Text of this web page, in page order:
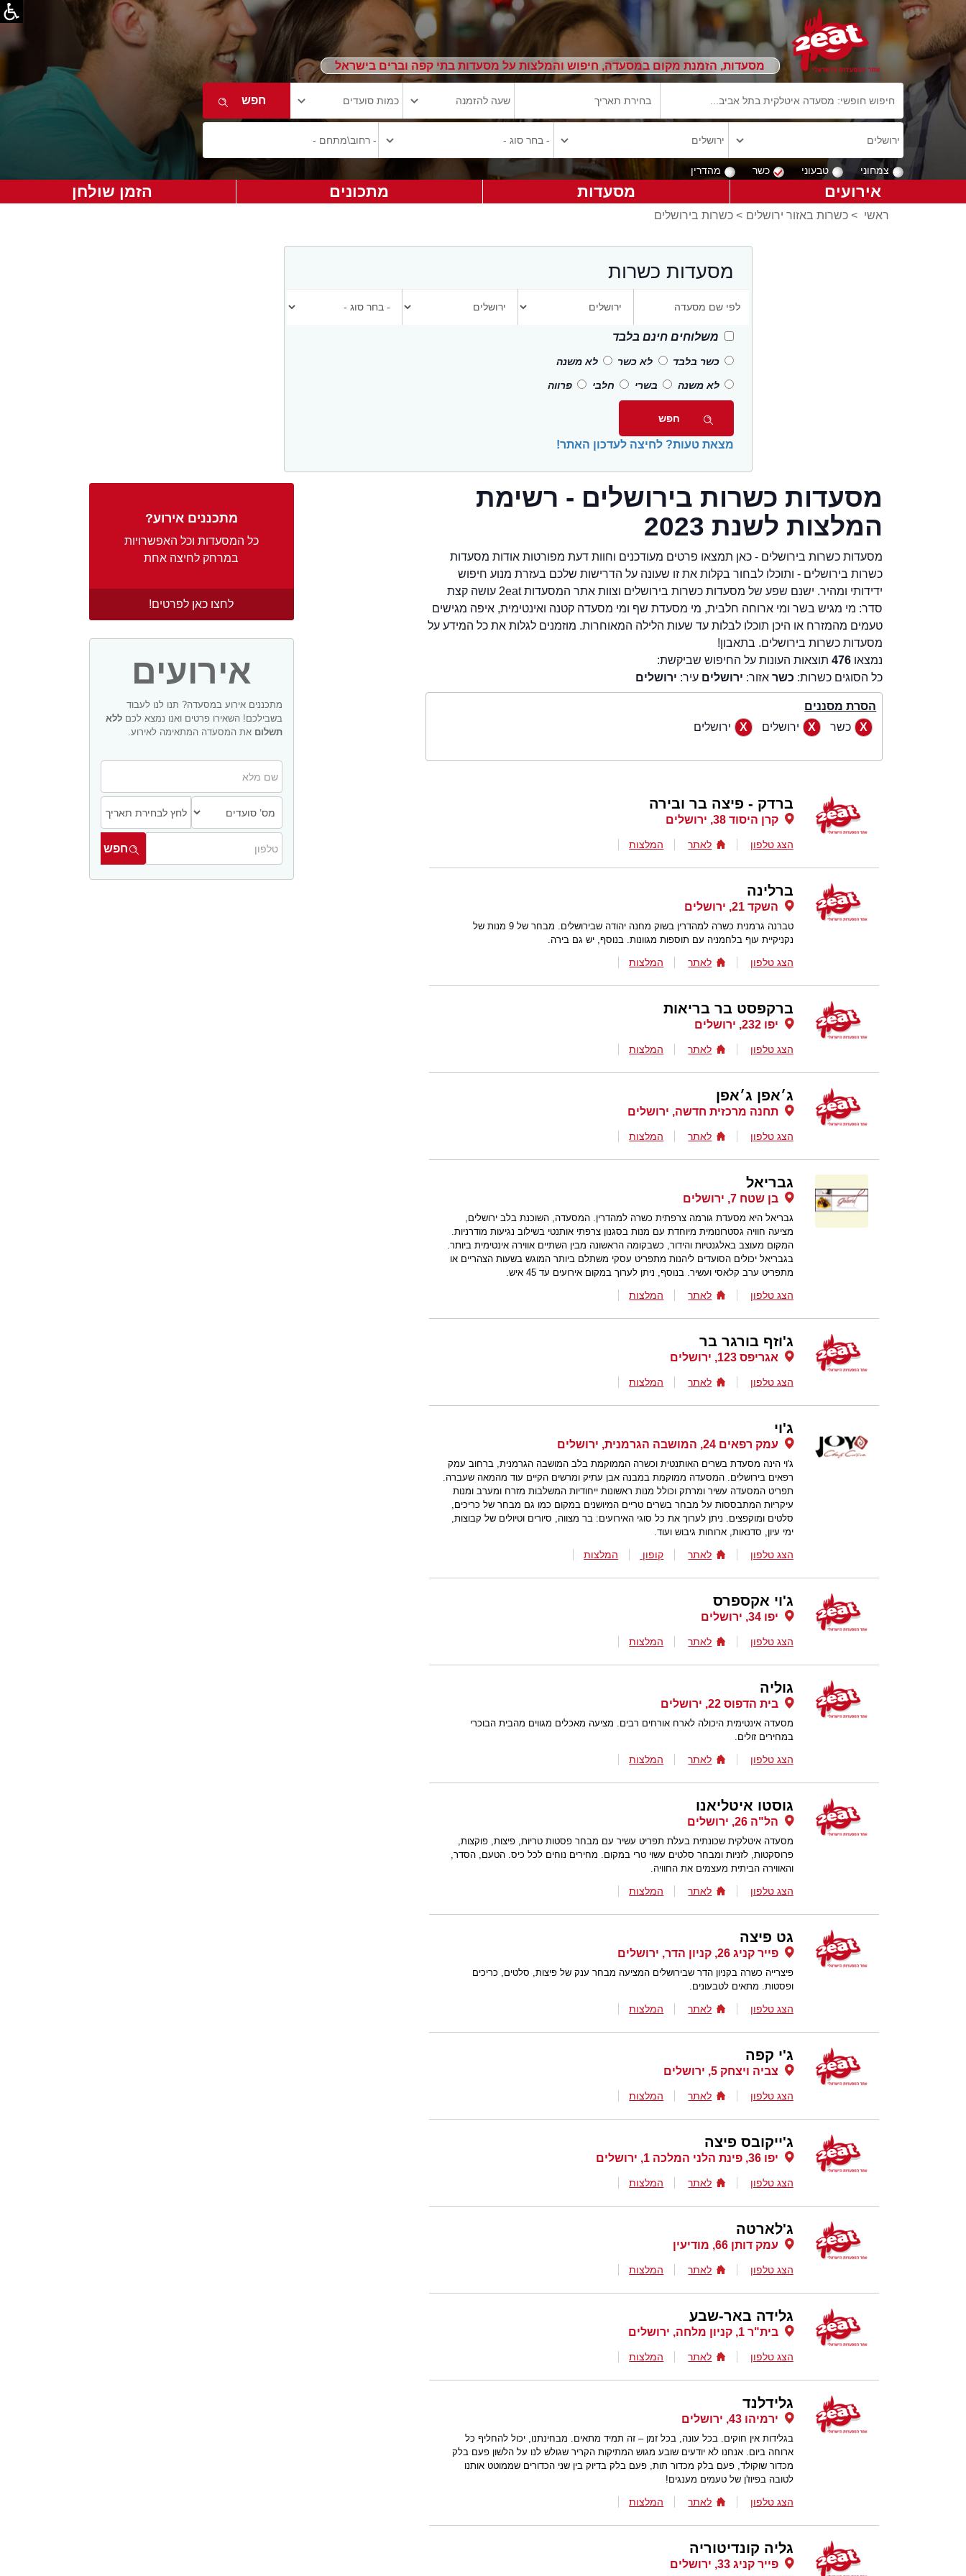
מסעדות, הזמנת מקום במסעדה, חיפוש והמלצות על מסעדות בתי קפה וברים בישראל
צמחוני טבעוני כשר מהדרין
אירועים מסעדות מתכונים הזמן שולחן
ראשי > כשרות באזור ירושלים > כשרות בירושלים
מסעדות כשרות
משלוחים חינם בלבד
כשר בלבד לא כשר לא משנה
לא משנה בשרי חלבי פרווה
מצאת טעות? לחיצה לעדכון האתר!
מתכננים אירוע?
כל המסעדות וכל האפשרויות
במרחק לחיצה אחת
לחצו כאן לפרטים!
אירועים
מתכננים אירוע במסעדה? תנו לנו לעבוד
בשבילכם! השאירו פרטים ואנו נמצא לכם ללא
תשלום את המסעדה המתאימה לאירוע.
מסעדות כשרות בירושלים - רשימת
המלצות לשנת 2023
מסעדות כשרות בירושלים - כאן תמצאו פרטים מעודכנים וחוות דעת מפורטות אודות מסעדות
כשרות בירושלים - ותוכלו לבחור בקלות את זו שעונה על הדרישות שלכם בעזרת מנוע חיפוש
ידידותי ומהיר. ישנם שפע של מסעדות כשרות בירושלים וצוות אתר המסעדות 2eat עושה קצת
סדר: מי מגיש בשר ומי ארוחה חלבית, מי מסעדת שף ומי מסעדה קטנה ואינטימית, איפה מגישים
טעמים מהמזרח או היכן תוכלו לבלות עד שעות הלילה המאוחרות. מוזמנים לגלות את כל המידע על
מסעדות כשרות בירושלים. בתאבון!
נמצאו 476תוצאות העונות על החיפוש שביקשת:
כל הסוגים כשרות: כשראזור: ירושלים עיר: ירושלים
הסרת מסננים
כשר
ירושלים ירושלים
ברדק - פיצה בר ובירה
קרן היסוד 38, ירושלים
הצג טלפון לאתר המלצות
ברלינה
השקד 21, ירושלים
טברנה גרמנית כשרה למהדרין בשוק מחנה יהודה שבירושלים. מבחר של 9 מנות של
נקניקיית עוף בלחמניה עם תוספות מגוונות. בנוסף, יש גם בירה.
הצג טלפון לאתר המלצות
ברקפסט בר בריאות
יפו 232, ירושלים
הצג טלפון לאתר המלצות
ג׳אפן ג׳אפן
תחנה מרכזית חדשה, ירושלים
הצג טלפון לאתר המלצות
גבריאל
בן שטח 7, ירושלים
גבריאל היא מסעדת גורמה צרפתית כשרה למהדרין. המסעדה, השוכנת בלב ירושלים,
מציעה חוויה גסטרונומית מיוחדת עם מנות בסגנון צרפתי אותנטי בשילוב נגיעות מודרניות.
המקום מעוצב באלגנטיות והידור, כשבקומה הראשונה מבין השתיים אווירה אינטימית ביותר.
בגבריאל יכולים הסועדים ליהנות מתפריט עסקי משתלם ביותר המוגש בשעות הצהריים או
מתפריט ערב קלאסי ועשיר. בנוסף, ניתן לערוך במקום אירועים עד 45 איש.
הצג טלפון לאתר המלצות
ג'וזף בורגר בר
אגריפס 123, ירושלים
הצג טלפון לאתר המלצות
ג'וי
עמק רפאים 24, המושבה הגרמנית, ירושלים
ג'וי הינה מסעדת בשרים האותנטית וכשרה הממוקמת בלב המושבה הגרמנית, ברחוב עמק
רפאים בירושלים. המסעדה ממוקמת במבנה אבן עתיק ומרשים הקיים עוד מהמאה שעברה.
תפריט המסעדה עשיר ומרתק וכולל מנות ראשונות ייחודיות המשלבות מזרח ומערב ומנות
עיקריות המתבססות על מבחר בשרים טריים המיושנים במקום כמו גם מבחר של כריכים,
סלטים ומוקפצים. ניתן לערוך את כל סוגי האירועים: בר מצווה, סיורים וטיולים של קבוצות,
ימי עיון, סדנאות, ארוחות גיבוש ועוד.
הצג טלפון לאתר קופון המלצות
ג'וי אקספרס
יפו 34, ירושלים
הצג טלפון לאתר המלצות
גוליה
בית הדפוס 22, ירושלים
מסעדה אינטימית היכולה לארח אורחים רבים. מציעה מאכלים מגווים מהבית הבוכרי
במחירים זולים.
הצג טלפון לאתר המלצות
גוסטו איטליאנו
הל"ה 26, ירושלים
מסעדה איטלקית שכונתית בעלת תפריט עשיר עם מבחר פסטות טריות, פיצות, פוקצות,
פרוסקטות, לזניות ומבחר סלטים עשוי טרי במקום. מחירים נוחים לכל כיס. הטעם, הסדר,
והאווירה הביתית מעצמים את החוויה.
הצג טלפון לאתר המלצות
גט פיצה
פייר קניג 26, קניון הדר, ירושלים
פיצרייה כשרה בקניון הדר שבירושלים המציעה מבחר ענק של פיצות, סלטים, כריכים
ופסטות. מתאים לטבעונים.
הצג טלפון לאתר המלצות
ג'י קפה
צביה ויצחק 5, ירושלים
הצג טלפון לאתר המלצות
ג'ייקובס פיצה
יפו 36, פינת הלני המלכה 1, ירושלים
הצג טלפון לאתר המלצות
ג'לארטה
עמק דותן 66, מודיעין
הצג טלפון לאתר המלצות
גלידה באר-שבע
בית"ר 1, קניון מלחה, ירושלים
הצג טלפון לאתר המלצות
גלידלנד
ירמיהו 43, ירושלים
בגלידות אין חוקים. בכל עונה, בכל זמן – זה תמיד מתאים. מבחינתנו, יכול להחליף כל
ארוחה ביום. אנחנו לא יודעים שובע מגוש המתיקות הקריר שגולש לנו על הלשון פעם בלק
מכדור שוקולד, פעם בלק מכדור תות, פעם בלק בדיוק בין שני הכדורים שממוטט אותנו
לטובה בפיוז'ן של טעמים מענגים!
הצג טלפון לאתר המלצות
גליה קונדיטוריה
פייר קניג 33, ירושלים